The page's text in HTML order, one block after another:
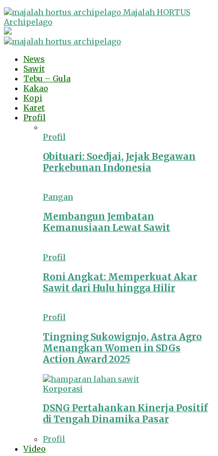
Majalah HORTUS
Archipelago
News
Sawit
Tebu – Gula
Kakao
Kopi
Karet
Profil
Profil
Obituari: Soedjai, Jejak Begawan
Perkebunan Indonesia
Pangan
Membangun Jembatan
Kemanusiaan Lewat Sawit
Profil
Roni Angkat: Memperkuat Akar
Sawit dari Hulu hingga Hilir
Profil
Tingning Sukowignjo, Astra Agro
Menangkan Women in SDGs
Action Award 2025
Korporasi
DSNG Pertahankan Kinerja Positif
di Tengah Dinamika Pasar
Profil
Video